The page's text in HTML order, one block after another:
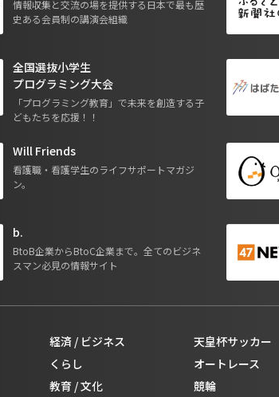
情報収集と交流の場を提供する日本で最も歴
史ある会員制の講演会組織
全国選抜小学生
プログラミング大会
「プログラミング教育」で未来を創造する子
どもたちを応援！！
Will Friends
看護職・看護学生のライフサポートマガジ
ン。
b.
BtoB企業からBtoC企業まで。全てのビジネ
スマン必見の情報サイト
経済 / ビジネス
くらし
教育 / 文化
天皇杯サッカー
オートレース
競輪